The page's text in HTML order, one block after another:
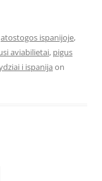
atostogos ispanijoje,
aviabilietai, pigus
i ispanija on